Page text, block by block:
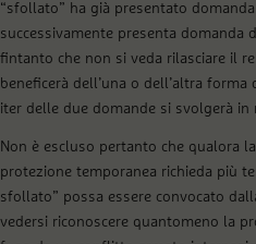
“sfollato” ha già presentato
successivamente presenta domanda
fintanto che non si veda rilasciare il
beneficerà dell’una o dell’altra
iter delle due domande si svolgerà in
Non è escluso pertanto che qualora
protezione temporanea richieda più
sfollato” possa essere convocato
vedersi riconoscere quantomeno la